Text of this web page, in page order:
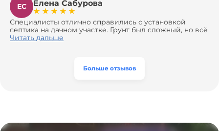
Давали полезные рекомендации, не пытались
навязать ничего лишнего, помогли с выбором и
доставкой материалов, что позволило нам
сэкономить. Выполнили монтаж и демонтаж
оборудования, заменили трубы, обновили
эту компанию всем, кто ищет надёжных
ЕС
Елена Сабурова
Специалисты отлично справились с установкой
септика на дачном участке. Грунт был сложный, но всё
сделали быстро и аккуратно. Помогли выбрать
Читать дальше
Больше отзывов